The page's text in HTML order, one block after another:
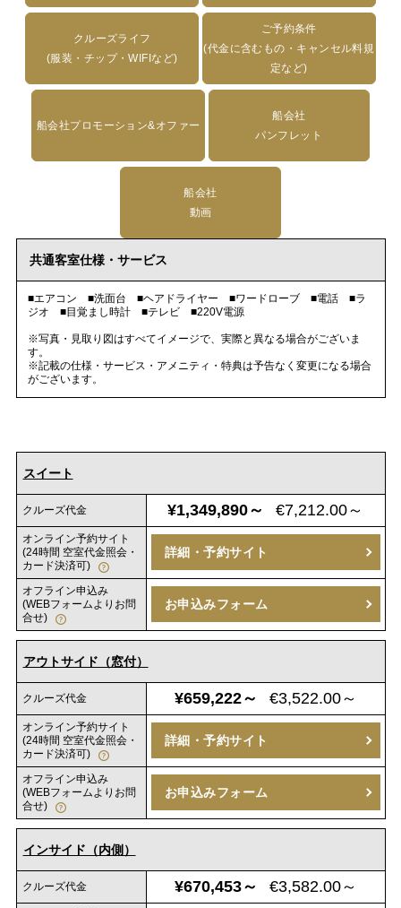
クルーズライフ
(服装・チップ・WIFIなど)
ご予約条件
(代金に含むもの・キャンセル料規
定など)
船会社プロモーション&オファー
船会社
パンフレット
船会社
動画
共通客室仕様・サービス
■エアコン ■洗面台 ■ヘアドライヤー ■ワードローブ ■電話 ■ラ
ジオ ■目覚まし時計 ■テレビ ■220V電源
※写真・見取り図はすべてイメージで、実際と異なる場合がございま
す。
※記載の仕様・サービス・アメニティ・特典は予告なく変更になる場合
がございます。
スイート
クルーズ代金 ¥1,349,890～ €7,212.00～
オンライン予約サイト
(24時間 空室代金照会・
カード決済可)
詳細・予約サイト
オフライン申込み
(WEBフォームよりお問
合せ)
お申込みフォーム
アウトサイド（窓付）
クルーズ代金 ¥659,222～ €3,522.00～
オンライン予約サイト
(24時間 空室代金照会・
カード決済可)
詳細・予約サイト
オフライン申込み
(WEBフォームよりお問
合せ)
お申込みフォーム
インサイド（内側）
クルーズ代金 ¥670,453～ €3,582.00～